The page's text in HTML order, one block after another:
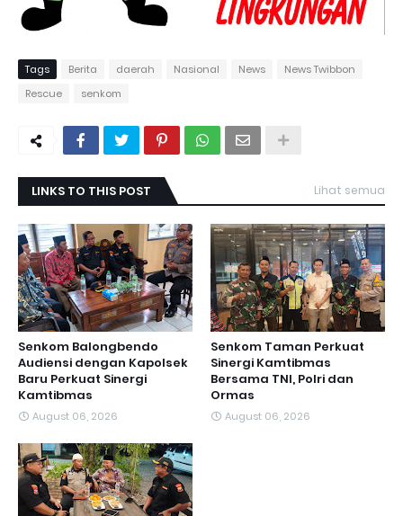
Tags Berita daerah Nasional News
News Twibbon
Rescue
senkom
LINKS TO THIS POST Lihat semua
Senkom Balongbendo
Audiensi dengan Kapolsek
Baru Perkuat Sinergi
Kamtibmas
August 06, 2026
Senkom Taman Perkuat
Sinergi Kamtibmas
Bersama TNI, Polri dan
Ormas
August 06, 2026